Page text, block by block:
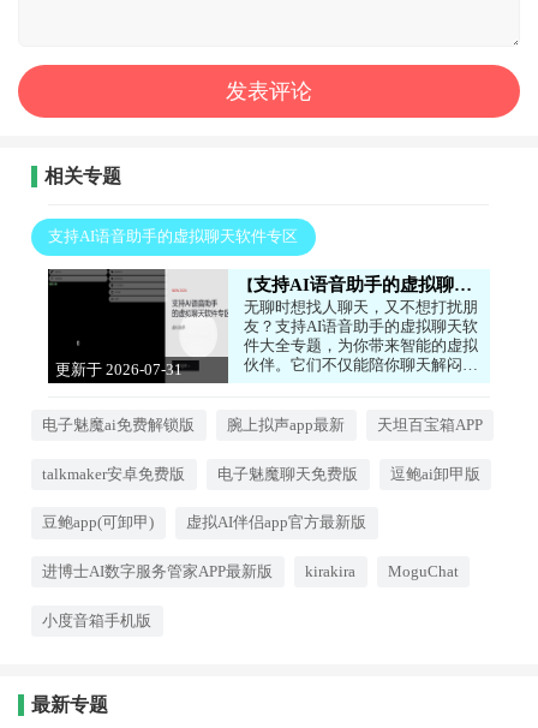
相关专题
支持AI语音助手的虚拟聊天软件专区
更新于 2026-07-31
支持AI语音助手的虚拟聊天软件专区
无聊时想找人聊天，又不想打扰朋
友？支持AI语音助手的虚拟聊天软
件大全专题，为你带来智能的虚拟
伙伴。它们不仅能陪你聊天解闷，
还能执行语音指令、查询信息、讲
来新奇的互动体验。感兴趣的小伙
电子魅魔ai免费解锁版 腕上拟声app最新 天坦百宝箱APP
talkmaker安卓免费版 电子魅魔聊天免费版 逗鲍ai卸甲版
豆鲍app(可卸甲) 虚拟AI伴侣app官方最新版
进博士AI数字服务管家APP最新版 kirakira MoguChat
小度音箱手机版
最新专题